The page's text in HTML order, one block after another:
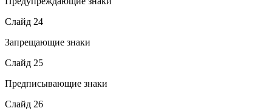
Слайд 24
Запрещающие знаки
Слайд 25
Предписывающие знаки
Слайд 26